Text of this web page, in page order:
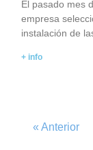
El pasado mes
empresa
instalación de
+ info
« Anterior